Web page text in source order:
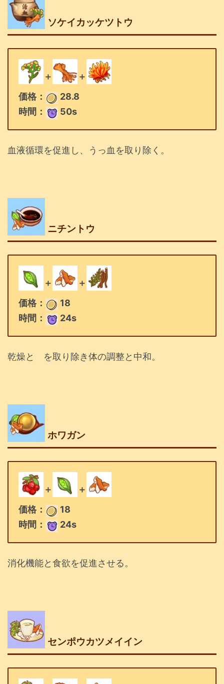
ソケイカッケツトウ
＋
＋
価格：
28.8
時間：
50s
血液循環を促進し、うっ血を取り除く。
ニチントウ
＋
＋
価格：
18
時間：
24s
乾燥と を取り除き体の調整と中和。
ホワガン
＋
＋
価格：
18
時間：
24s
消化機能と食欲を促進させる。
センポウカツメイイン